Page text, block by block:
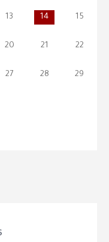
13 14 15
20 21 22
27 28 29